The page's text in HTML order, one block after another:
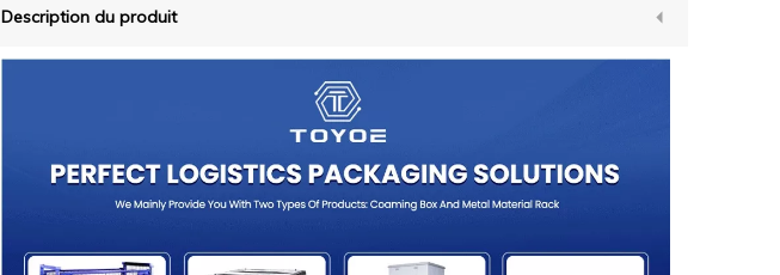
Description du produit